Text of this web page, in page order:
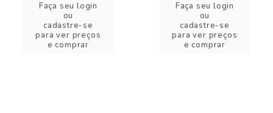
Faça seu login
ou
cadastre-se
para ver preços
e comprar
Faça seu login
ou
cadastre-se
para ver preços
e comprar